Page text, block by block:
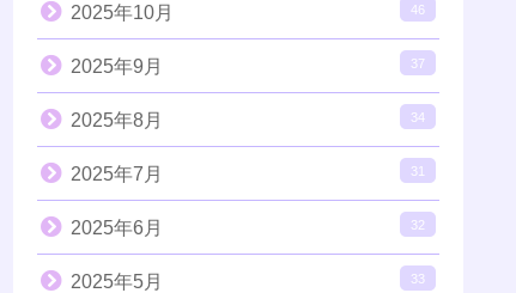
2025年10月 46
2025年9月 37
2025年8月 34
2025年7月 31
2025年6月 32
2025年5月 33